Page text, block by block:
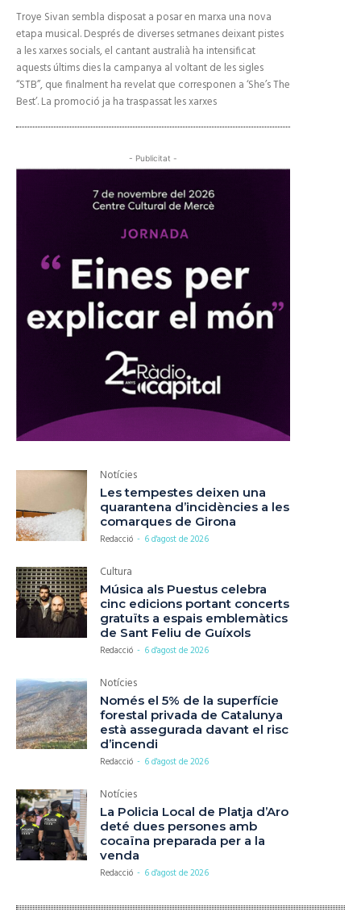
Troye Sivan sembla disposat a posar en marxa una nova
etapa musical. Després de diverses setmanes deixant pistes
a les xarxes socials, el cantant australià ha intensificat
aquests últims dies la campanya al voltant de les sigles
“STB”, que finalment ha revelat que corresponen a ‘She’s The
Best’. La promoció ja ha traspassat les xarxes
- Publicitat -
Notícies
Les tempestes deixen una
quarantena d’incidències a les
comarques de Girona
Redacció - 6 d'agost de 2026
Cultura
Música als Puestus celebra
cinc edicions portant concerts
gratuïts a espais emblemàtics
de Sant Feliu de Guíxols
Redacció - 6 d'agost de 2026
Notícies
Només el 5% de la superfície
forestal privada de Catalunya
està assegurada davant el risc
d’incendi
Redacció - 6 d'agost de 2026
Notícies
La Policia Local de Platja d’Aro
deté dues persones amb
cocaïna preparada per a la
venda
Redacció - 6 d'agost de 2026